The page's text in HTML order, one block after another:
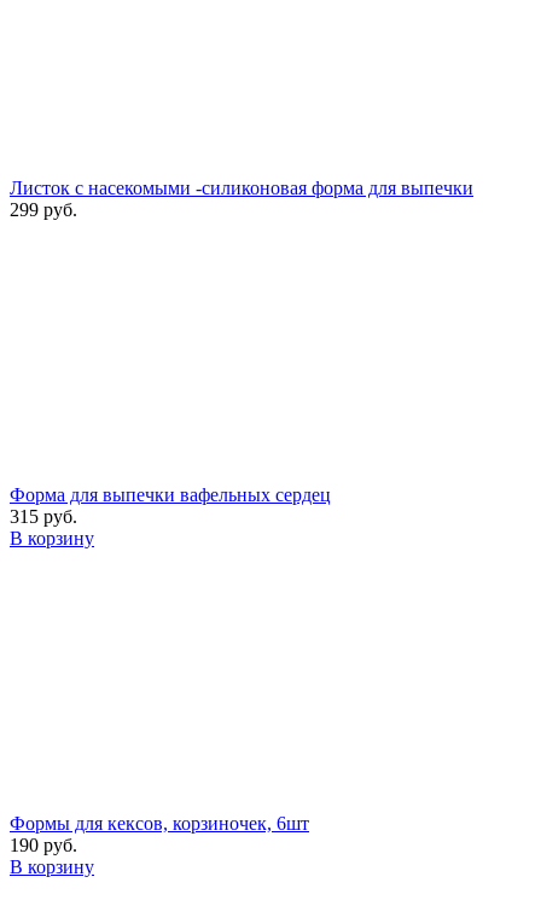
Листок с насекомыми -силиконовая форма для выпечки
299 руб.
Форма для выпечки вафельных сердец
315 руб.
В корзину
Формы для кексов, корзиночек, 6шт
190 руб.
В корзину